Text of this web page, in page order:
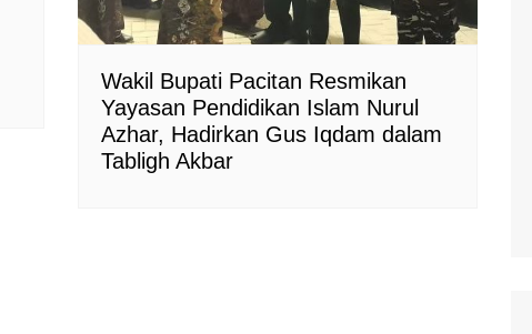
Wakil Bupati Pacitan Resmikan
Yayasan Pendidikan Islam Nurul
Azhar, Hadirkan Gus Iqdam dalam
Tabligh Akbar